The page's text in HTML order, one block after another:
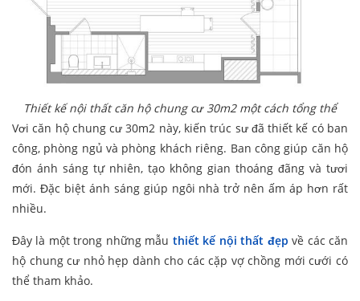
Thiết kế nội thất căn hộ chung cư 30m2 một cách tổng thể
Vơi căn hộ chung cư 30m2 này, kiến trúc sư đã thiết kế có ban
công, phòng ngủ và phòng khách riêng. Ban công giúp căn hộ
đón ánh sáng tự nhiên, tạo không gian thoáng đãng và tươi
mới. Đặc biệt ánh sáng giúp ngôi nhà trở nên ấm áp hơn rất
nhiều.
Đây là một trong những mẫu thiết kế nội thất đẹp về các căn
hộ chung cư nhỏ hẹp dành cho các cặp vợ chồng mới cưới có
thể tham khảo.